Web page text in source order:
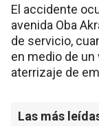
El accidente
avenida Oba
de servicio,
en medio de un
aterrizaje de
Las más